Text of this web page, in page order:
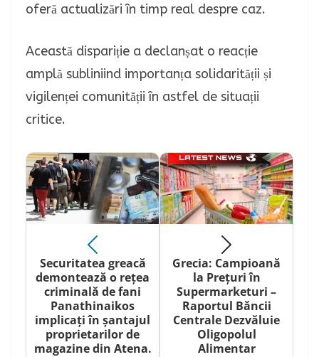
oferă actualizări în timp real despre caz.
Această dispariție a declanșat o reacție
amplă subliniind importanța solidarității și
vigilenței comunității în astfel de situații
critice.
Securitatea greacă
demontează o rețea
criminală de fani
Panathinaikos
implicați în șantajul
proprietarilor de
magazine din Atena.
Grecia: Campioană
la Prețuri în
Supermarketuri –
Raportul Băncii
Centrale Dezvăluie
Oligopolul
Alimentar